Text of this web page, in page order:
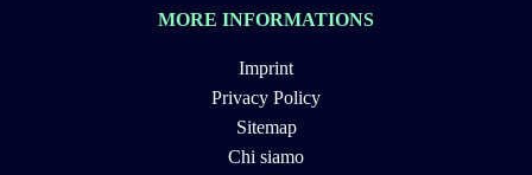
MORE INFORMATIONS
Imprint
Privacy Policy
Sitemap
Chi siamo